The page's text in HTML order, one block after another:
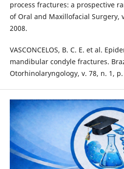
process fractures: a prospective
of Oral and Maxillofacial Surgery,
2008.
VASCONCELOS, B. C. E. et al.
mandibular condyle fractures.
Otorhinolaryngology, v. 78, n. 1, p.